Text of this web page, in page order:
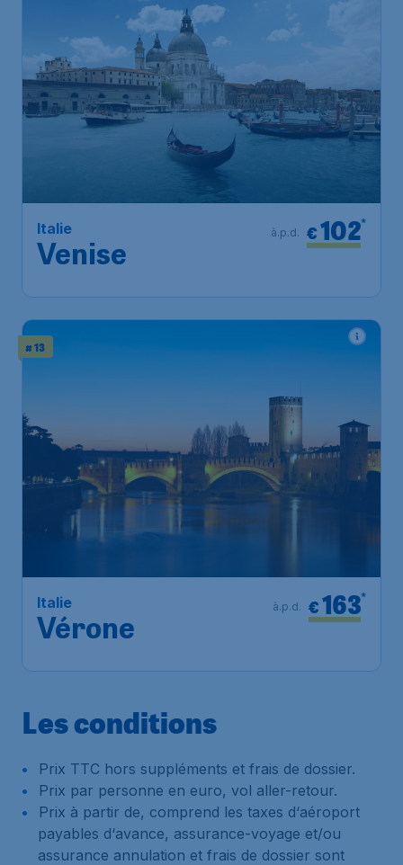
Italie
Venise
€102*
à.p.d.
# 13
Italie
Vérone
€163*
à.p.d.
Les conditions
Prix TTC hors suppléments et frais de dossier.
Prix par personne en euro, vol aller-retour.
Prix à partir de, comprend les taxes d‘aéroport
payables d‘avance, assurance-voyage et/ou
assurance annulation et frais de dossier sont